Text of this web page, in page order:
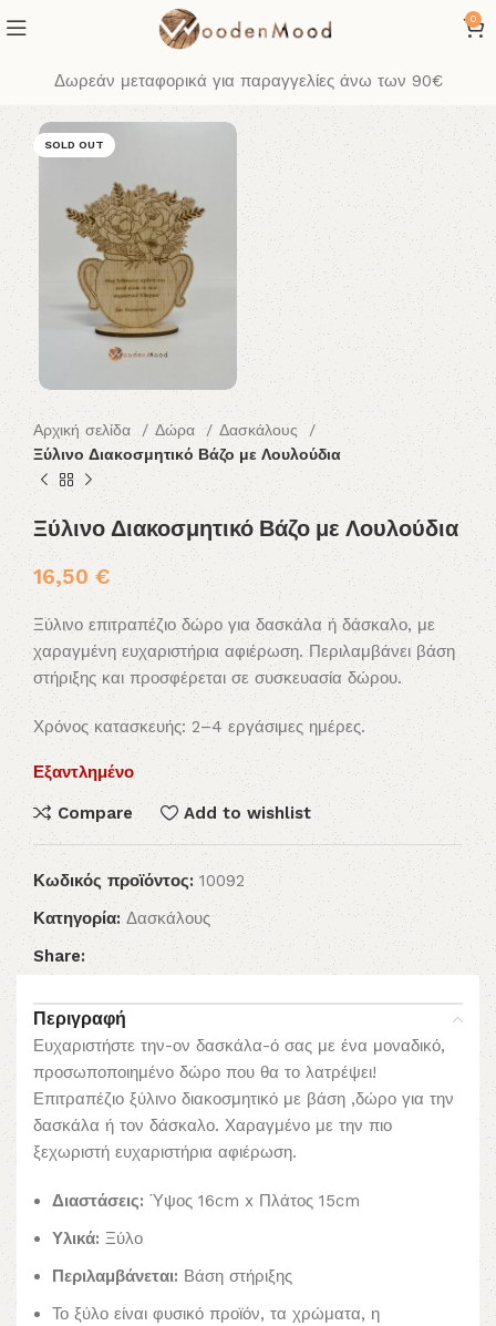
0
Δωρεάν μεταφορικά για παραγγελίες άνω των 90€
SOLD OUT
Αρχική σελίδα Δώρα
Δασκάλους
Ξύλινο Διακοσμητικό Βάζο με Λουλούδια
Ξύλινο Διακοσμητικό Βάζο με Λουλούδια
16,50 €
Ξύλινο επιτραπέζιο δώρο για δασκάλα ή δάσκαλο, με
χαραγμένη ευχαριστήρια αφιέρωση. Περιλαμβάνει βάση
στήριξης και προσφέρεται σε συσκευασία δώρου.
Χρόνος κατασκευής: 2–4 εργάσιμες ημέρες.
Εξαντλημένο
Compare Add to wishlist
Κωδικός προϊόντος: 10092
Κατηγορία: Δασκάλους
Share:
Περιγραφή
Ευχαριστήστε την-ον δασκάλα-ό σας με ένα μοναδικό,
προσωποποιημένο δώρο που θα το λατρέψει!
Επιτραπέζιο ξύλινο διακοσμητικό με βάση ,δώρο για την
δασκάλα ή τον δάσκαλο. Χαραγμένο με την πιο
ξεχωριστή ευχαριστήρια αφιέρωση.
Διαστάσεις: Ύψος 16cm x Πλάτος 15cm
Υλικά: Ξύλο
Περιλαμβάνεται: Βάση στήριξης
Το ξύλο είναι φυσικό προϊόν, τα χρώματα, η